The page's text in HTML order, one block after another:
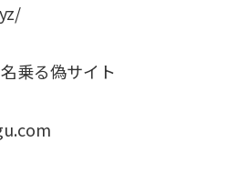
乗る偽サイト